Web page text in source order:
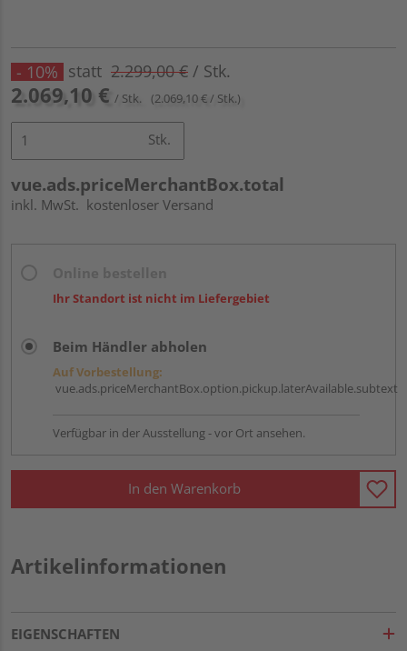
- 10% statt 2.299,00 € / Stk.
2.069,10 € / Stk. (2.069,10 € / Stk.)
Stk.
vue.ads.priceMerchantBox.total
inkl. MwSt. kostenloser Versand
Ihr Standort ist nicht im Liefergebiet
Beim Händler abholen
Auf Vorbestellung:
vue.ads.priceMerchantBox.option.pickup.laterAvailable.subtext
Verfügbar in der Ausstellung - vor Ort ansehen.
In den Warenkorb
Artikelinformationen
EIGENSCHAFTEN